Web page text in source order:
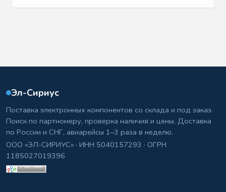
Эл-Сириус
Поставка электронных компонентов со склада и под заказ.
Поиск по партномеру, проверка наличия и цены. Доставка
по России и СНГ, авиарейсы 1–3 раза в неделю.
ООО «ЭЛ-СИРИУС» · ИНН 5040157293 · ОГРН
1185027019396